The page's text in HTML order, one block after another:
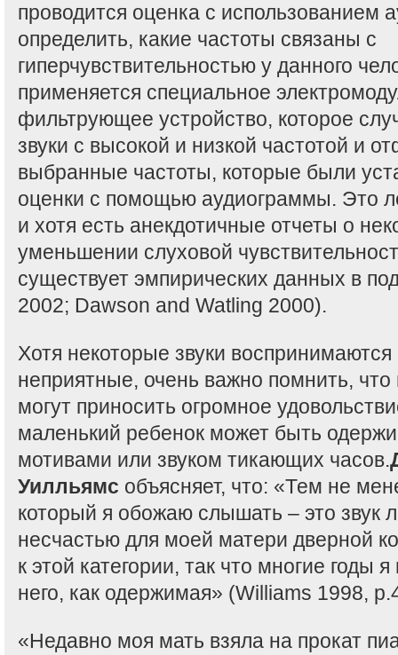
проводится оценка с использованием
определить, какие частоты связаны с
гиперчувствительностью у данного
применяется специальное
фильтрующее устройство, которое
звуки с высокой и низкой частотой и
выбранные частоты, которые были
оценки с помощью аудиограммы. Это
и хотя есть анекдотичные отчеты о
уменьшении слуховой
существует эмпирических данных в
2002; Dawson and Watling 2000).
Хотя некоторые звуки воспринимаются
неприятные, очень важно помнить, что
могут приносить огромное
маленький ребенок может быть
мотивами или звуком тикающих часов.
Уилльямс объясняет, что: «Тем не
который я обожаю слышать – это звук
несчастью для моей матери дверной
к этой категории, так что многие годы
него, как одержимая» (Williams 1998,
«Недавно моя мать взяла на прокат